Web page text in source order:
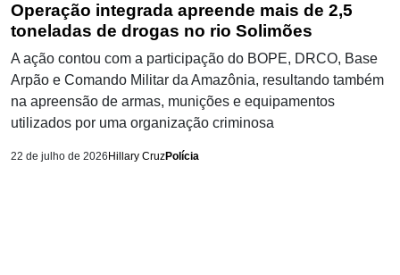
Operação integrada apreende mais de 2,5
toneladas de drogas no rio Solimões
A ação contou com a participação do BOPE, DRCO, Base
Arpão e Comando Militar da Amazônia, resultando também
na apreensão de armas, munições e equipamentos
utilizados por uma organização criminosa
22 de julho de 2026 Hillary CruzPolícia